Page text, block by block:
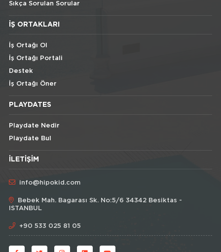
Sıkça Sorulan Sorular
İŞ ORTAKLARI
İş Ortağı Ol
İş Ortağı Portali
Destek
İş Ortağı Öner
PLAYDATES
Playdate Nedir
Playdate Bul
İLETIŞIM
info@hipokid.com
Bebek Mah. Bagarası Sk. No:5/6 34342 Besiktas -
ISTANBUL
+90 533 025 81 05